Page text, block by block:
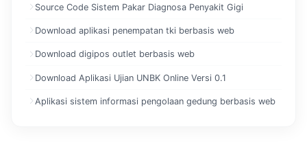
Source Code Sistem Pakar Diagnosa Penyakit Gigi
Download aplikasi penempatan tki berbasis web
Download digipos outlet berbasis web
Download Aplikasi Ujian UNBK Online Versi 0.1
Aplikasi sistem informasi pengolaan gedung berbasis web